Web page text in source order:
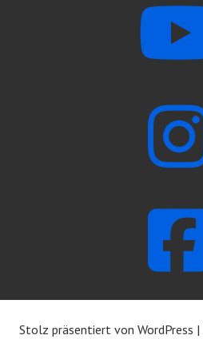
Stolz präsentiert von WordPress |